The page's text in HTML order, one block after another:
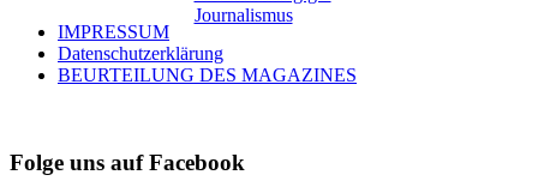
IMPRESSUM
Datenschutzerklärung
BEURTEILUNG DES MAGAZINES
Folge uns auf Facebook